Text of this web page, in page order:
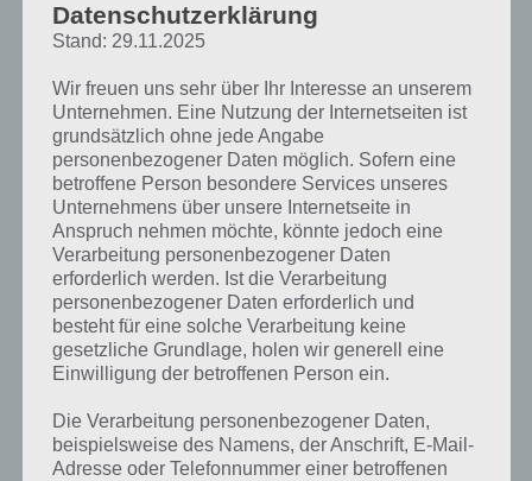
Datenschutzerklärung
Stand: 29.11.2025
Wir freuen uns sehr über Ihr Interesse an unserem
Unternehmen. Eine Nutzung der Internetseiten ist
grundsätzlich ohne jede Angabe
personenbezogener Daten möglich. Sofern eine
betroffene Person besondere Services unseres
Unternehmens über unsere Internetseite in
Anspruch nehmen möchte, könnte jedoch eine
Verarbeitung personenbezogener Daten
erforderlich werden. Ist die Verarbeitung
personenbezogener Daten erforderlich und
besteht für eine solche Verarbeitung keine
gesetzliche Grundlage, holen wir generell eine
Einwilligung der betroffenen Person ein.
Die Verarbeitung personenbezogener Daten,
beispielsweise des Namens, der Anschrift, E-Mail-
Adresse oder Telefonnummer einer betroffenen